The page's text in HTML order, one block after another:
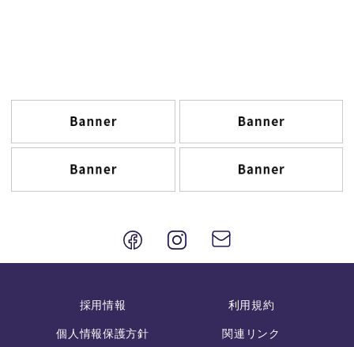
採用情報 利用規約
個人情報保護方針 関連リンク